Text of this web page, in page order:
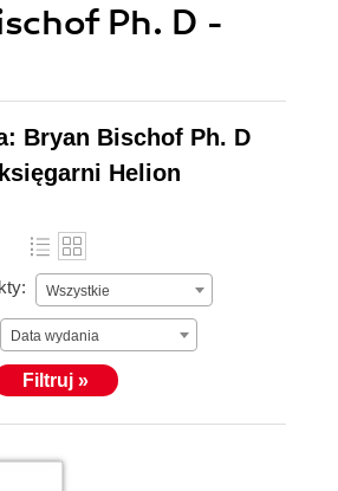
Ph. D -
Bryan Bischof Ph. D
Helion
Wszystkie
Data wydania
Filtruj »